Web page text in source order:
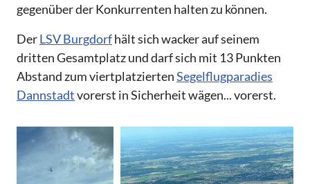
gegenüber der Konkurrenten halten zu können.
DerLSV Burgdorfhält sich wacker auf seinem
dritten Gesamtplatz und darf sich mit 13 Punkten
Abstand zum viertplatziertenSegelflugparadies
Dannstadtvorerst in Sicherheit wägen... vorerst.